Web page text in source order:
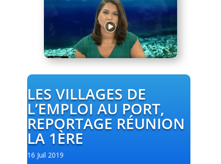
LES VILLAGES DE
L’EMPLOI AU PORT,
REPORTAGE RÉUNION
LA 1ÈRE
16 Juil 2019